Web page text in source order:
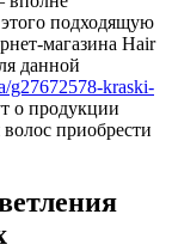
этого подходящую
магазина Hair
данной
g27672578-kraski-
о продукции
приобрести